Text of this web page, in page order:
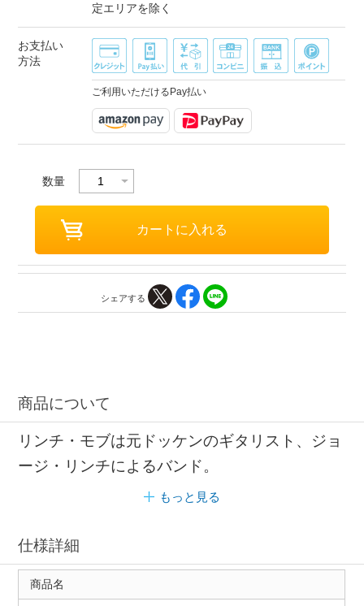
定エリアを除く
お支払い
方法
ご利用いただけるPay払い
数量
シェアする
商品について
リンチ・モブは元ドッケンのギタリスト、ジョ
ージ・リンチによるバンド。
もっと見る
仕様詳細
商品名